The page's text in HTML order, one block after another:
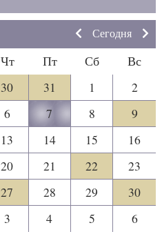
Сегодня
Чт Пт Сб
Вс
30 31 1
2
6 7 8
9
13 14 15
16
20 21 22
23
27 28 29
30
3 4 5 6